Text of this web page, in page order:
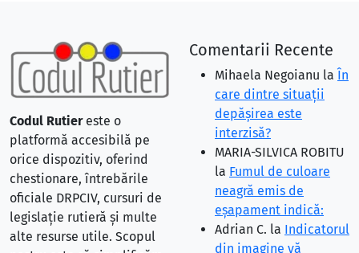
Codul Rutiereste o
platformă accesibilă pe
orice dispozitiv, oferind
chestionare, întrebările
oficiale DRPCIV, cursuri de
legislație rutieră și multe
alte resurse utile. Scopul
Comentarii Recente
Mihaela Negoianu la În
care dintre situaţii
depăşirea este
interzisă?
MARIA-SILVICA ROBITU
la Fumul de culoare
neagră emis de
eşapament indică:
Adrian C. la Indicatorul
din imagine vă